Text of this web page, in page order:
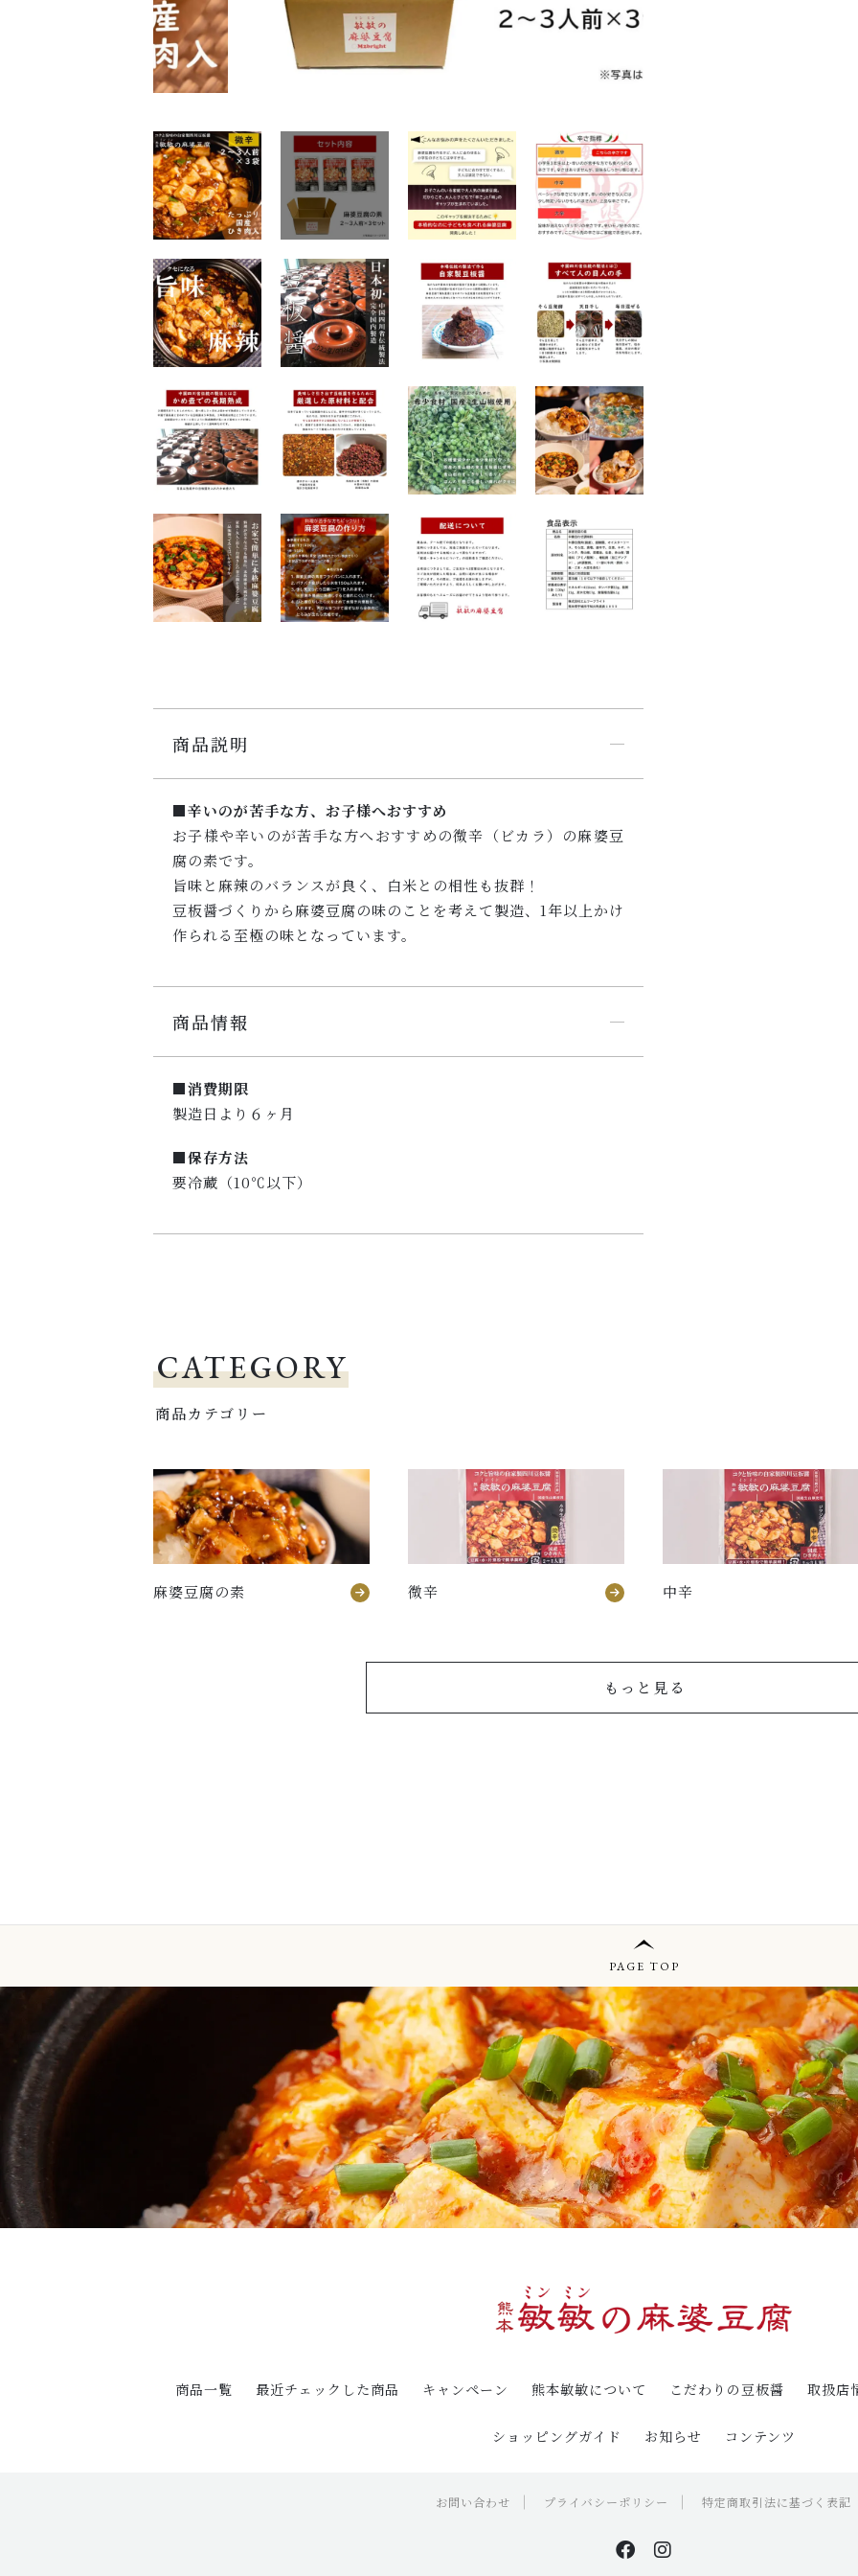
商品説明
■辛いのが苦手な方、お子様へおすすめ
お子様や辛いのが苦手な方へおすすめの微辛（ビカラ）の麻婆豆
腐の素です。
旨味と麻辣のバランスが良く、白米との相性も抜群！
豆板醤づくりから麻婆豆腐の味のことを考えて製造、1年以上かけ
作られる至極の味となっています。
商品情報
■消費期限
製造日より６ヶ月
■保存方法
要冷蔵（10℃以下）
CATEGORY
商品カテゴリー
麻婆豆腐の素 微辛 中辛
もっと見る
PAGE TOP
商品一覧 最近チェックした商品 キャンペーン 熊本敏敏について こだわりの豆板醤 取扱店
ショッピングガイド お知らせ コンテンツ
お問い合わせ プライバシーポリシー 特定商取引法に基づく表記